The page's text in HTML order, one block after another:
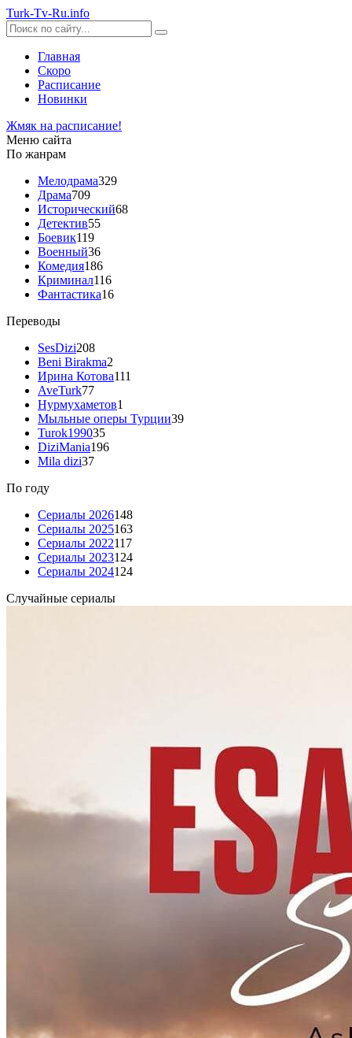
Turk-Tv-Ru.info
Главная
Скоро
Расписание
Новинки
Жмяк на расписание!
Меню сайта
По жанрам
Мелодрама329
Драма709
Исторический68
Детектив55
Боевик119
Военный36
Комедия186
Криминал116
Фантастика16
Переводы
SesDizi208
Beni Birakma2
Ирина Котова111
AveTurk77
Нурмухаметов1
Мыльные оперы Турции39
Turok199035
DiziMania196
Mila dizi37
По году
Сериалы 2026148
Сериалы 2025163
Сериалы 2022117
Сериалы 2023124
Сериалы 2024124
Случайные сериалы